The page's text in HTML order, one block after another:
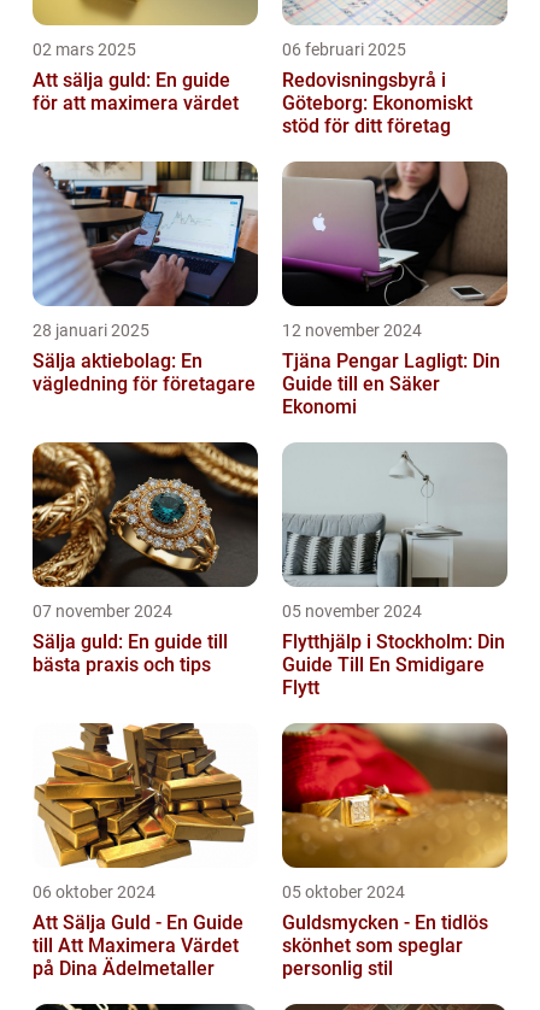
02 mars 2025
Att sälja guld: En guide
för att maximera värdet
06 februari 2025
Redovisningsbyrå i
Göteborg: Ekonomiskt
stöd för ditt företag
28 januari 2025
Sälja aktiebolag: En
vägledning för företagare
12 november 2024
Tjäna Pengar Lagligt: Din
Guide till en Säker
Ekonomi
07 november 2024
Sälja guld: En guide till
bästa praxis och tips
05 november 2024
Flytthjälp i Stockholm: Din
Guide Till En Smidigare
Flytt
06 oktober 2024
Att Sälja Guld - En Guide
till Att Maximera Värdet
på Dina Ädelmetaller
05 oktober 2024
Guldsmycken - En tidlös
skönhet som speglar
personlig stil